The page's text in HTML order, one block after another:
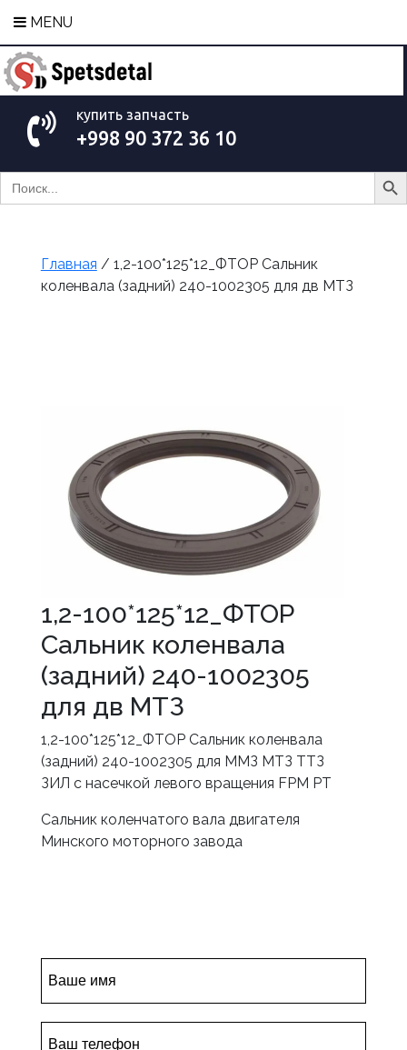
MENU
купить запчасть
+998 90 372 36 10
Search
for:
Search
Главная / 1,2-100*125*12_ФТОР Сальник
коленвала (задний) 240-1002305 для дв МТЗ
1,2-100*125*12_ФТОР
Сальник коленвала
(задний) 240-1002305
для дв МТЗ
1,2-100*125*12_ФТОР Сальник коленвала
(задний) 240-1002305 для ММЗ МТЗ ТТЗ
ЗИЛ с насечкой левого вращения FPM РТ
Сальник коленчатого вала двигателя
Минского моторного завода